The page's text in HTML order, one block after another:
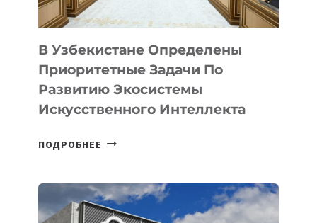
В Узбекистане Определены
Приоритетные Задачи По
Развитию Экосистемы
Искусственного Интеллекта
ПОДРОБНЕЕ
ПРИОРИТЕТНЫЕ
ЗАДАЧИ